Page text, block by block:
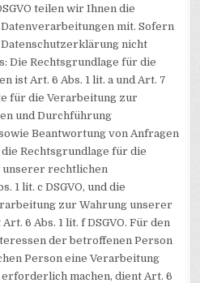
teilen wir Ihnen die
mit. Sofern
nicht
Die Rechtsgrundlage für die
ist Art. 6 Abs. 1 lit. a und Art. 7
für die Verarbeitung zur
und Durchführung
Beantwortung von Anfragen
die Rechtsgrundlage für die
rechtlichen
1 lit. c DSGVO, und die
zur Wahrung unserer
6 Abs. 1 lit. f DSGVO. Für den
der betroffenen Person
Person eine Verarbeitung
machen, dient Art. 6